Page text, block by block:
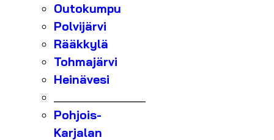
Outokumpu
Polvijärvi
Rääkkylä
Tohmajärvi
Heinävesi
Pohjois-
Karjalan